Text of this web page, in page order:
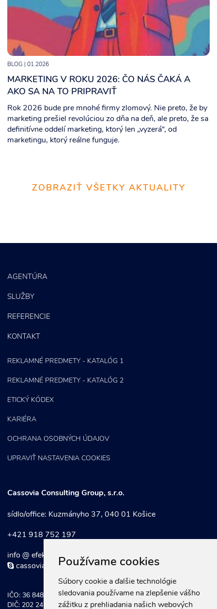
Používame cookies
Súbory cookie a ďalšie technológie
sledovania používame na zlepšenie vášho
zážitku z prehliadania našich webových
BLOG | 01.2026
MARKETING V ROKU 2026: ČO NÁS ČAKÁ A
AKO SA NA TO PRIPRAVIŤ
Rok 2026 bude pre mnohé firmy zlomový. Nie preto, že by
marketing prešiel revolúciou zo dňa na deň, ale preto, že sa
definitívne oddelí marketing, ktorý len „vyzerá“, od
marketingu, ktorý reálne funguje.
ZOBRAZIŤ VŠETKY AKTUALITY
AGENTÚRA
SLUŽBY
REFERENCIE
KONTAKT
REKLAMNÉ PREDMETY - KATALÓG 1
REKLAMNÉ PREDMETY - KATALÓG 2
ETICKÝ KÓDEX
KARIÉRA
OCHRANA OSOBNÝCH ÚDAJOV
UPRAVIŤ NASTAVENIA COOKIES
Cassovia Consulting Group, s.r.o.
sídlo/office: Kuzmányho 37, 040 01 Košice
+421 918 752 197
info @ efektivnymarketing . sk
cassoviaconsultinggroup
IČO: 36 848 921
DIČ: 202 247 0934